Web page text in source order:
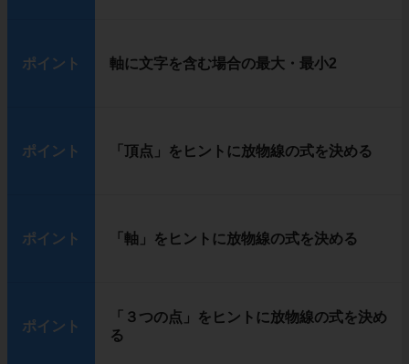
ポイント 軸に文字を含む場合の最大・最小2
ポイント 「頂点」をヒントに放物線の式を決める
ポイント 「軸」をヒントに放物線の式を決める
ポイント
「３つの点」をヒントに放物線の式を決め
る